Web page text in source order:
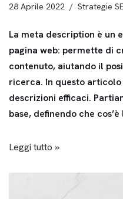
28 Aprile 2022 Strategie
La meta description è un
pagina web: permette di
contenuto, aiutando il
ricerca. In questo
descrizioni efficaci.
base, definendo che
Leggi tutto »